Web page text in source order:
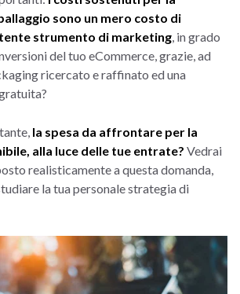
sono un mero costo di
strumento di marketing, in grado
del tuo eCommerce, grazie, ad
ricercato e raffinato ed una
la spesa da affrontare per la
alla luce delle tue entrate? Vedrai
realisticamente a questa domanda,
la tua personale strategia di